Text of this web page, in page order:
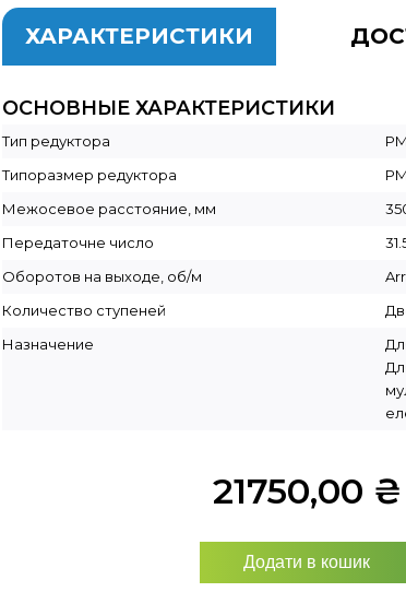
ХАРАКТЕРИСТИКИ
ОСНОВНЫЕ ХАРАКТЕРИСТИКИ
Тип редуктора
РМ
Типоразмер редуктора
Межосевое расстояние, мм
Передаточне число
Оборотов на выходе, об/м
Количество ступеней
Назначение
21750,00 ₴
Додати в кошик